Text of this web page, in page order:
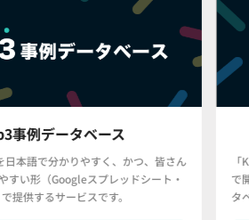
事例データベース
本語で分かりやすく、かつ、皆さん
すい形（Googleスプレッドシート・
提供するサービスです。
で
タ